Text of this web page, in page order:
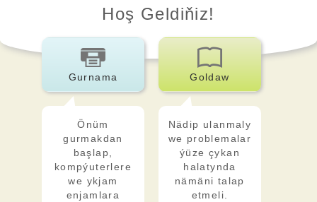
Hoş Geldiňiz!
Gurnama
Önüm
gurmakdan
başlap,
kompýuterlere
we ykjam
enjamlara
Goldaw
Nädip ulanmaly
we problemalar
ýüze çykan
halatynda
nämäni talap
etmeli.